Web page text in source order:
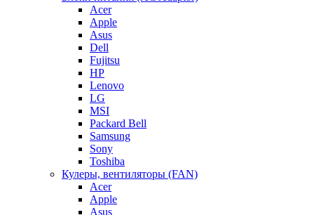
Acer
Apple
Asus
Dell
Fujitsu
HP
Lenovo
LG
MSI
Packard Bell
Samsung
Sony
Toshiba
Кулеры, вентиляторы (FAN)
Acer
Apple
Asus